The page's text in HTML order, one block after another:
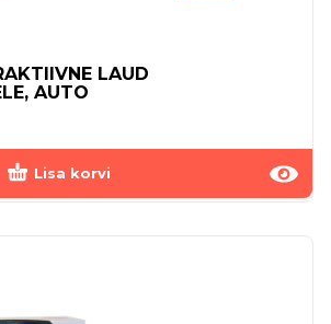
LAUD
AUTO
Lisa korvi